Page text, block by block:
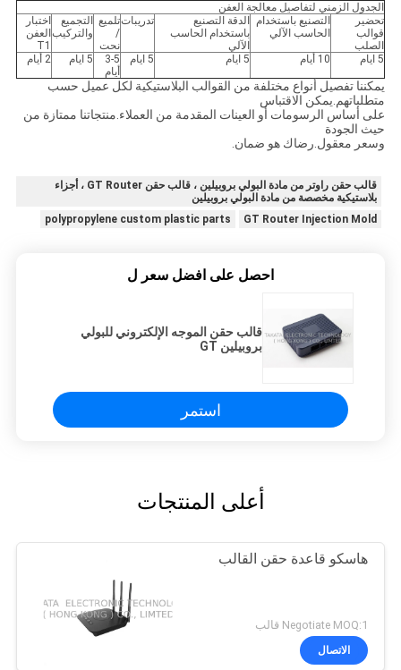
الجدول الزمني لتفاصيل معالجة العفن
تحضير
قوالب
الصلب
التصنيع باستخدام
الحاسب الآلي
الدقة التصنيع
باستخدام الحاسب
الآلي
تدريباتتلميع
/
نحت
التجميع
والتركيب
اختبار
العفن
T1
5 ايام
10 أيام 5 ايام 5 ايام
3-5
أيام
5 ايام 2 أيام
يمكننا تفصيل أنواع مختلفة من القوالب البلاستيكية لكل عميل حسب
متطلباتهم.يمكن الاقتباس
على أساس الرسومات أو العينات المقدمة من العملاء.منتجاتنا ممتازة من
حيث الجودة
وسعر معقول.رضاك هو ضمان.
قالب حقن راوتر من مادة البولي بروبيلين ، قالب حقن GT Router ، أجزاء
بلاستيكية مخصصة من مادة البولي بروبيلين
GT Router Injection Mold
polypropylene custom plastic parts
احصل على افضل سعر ل
قالب حقن الموجه الإلكتروني للبولي
بروبيلين GT
استمر
أعلى المنتجات
هاسكو قاعدة حقن القالب
Negotiate MOQ:1 قالب
الاتصال